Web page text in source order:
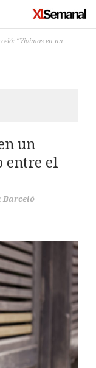
“Vivimos en un
un
el
Barceló